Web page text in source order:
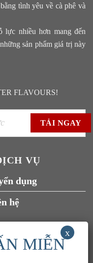
tình yêu về cà phê và
lực nhiều hơn mang đến
sản phẩm giá trị này
FLAVOURS!
VỤ
dụng
hệ
với chúng tôi để được
về nguyên liệu, thiết
dịch vụ Setup – Đào